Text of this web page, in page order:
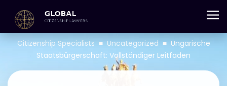
+357 25 059 684
Citizenship Specialists ≡ Uncategorized ≡ Ungarische
Staatsbürgerschaft: Vollständiger Leitfaden